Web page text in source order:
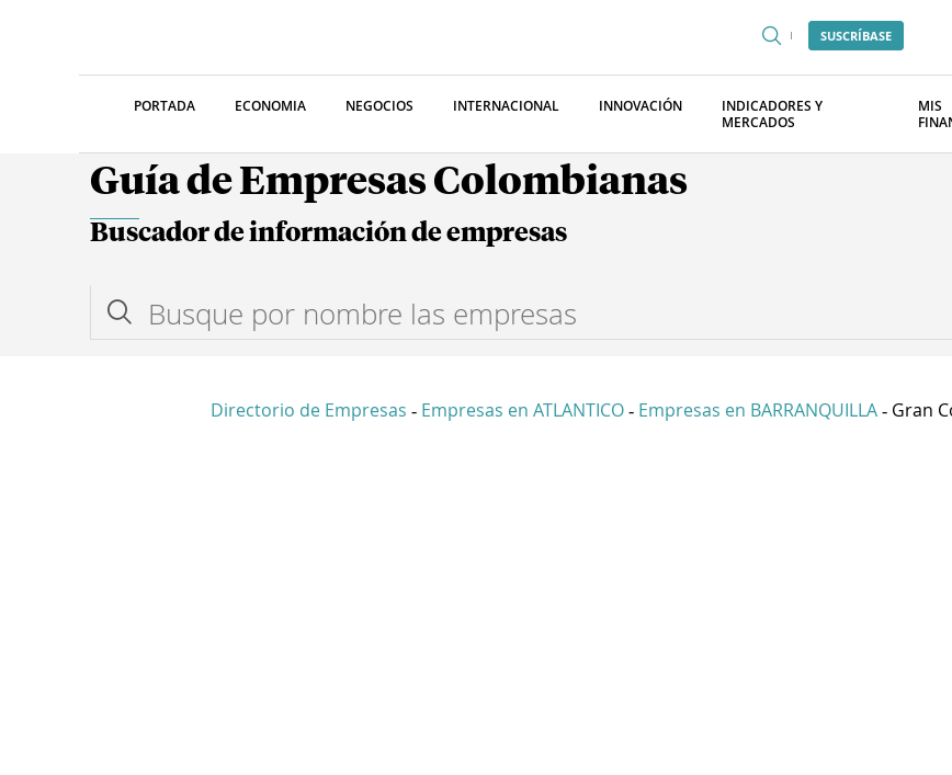
SUSCRÍBASE
PORTADA ECONOMIA NEGOCIOS INTERNACIONAL INNOVACIÓN
INDICADORES Y
MERCADOS
MIS
Guía de Empresas Colombianas
Buscador de información de empresas
Directorio de Empresas - Empresas en ATLANTICO - Empresas en BARRANQUILLA - Gran